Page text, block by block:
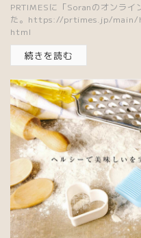
PRTIMESに「Soranのオンライ
た。https://prtimes.jp/
html
続きを読む